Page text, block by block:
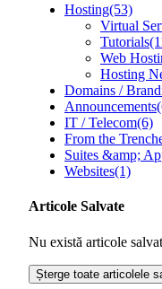
Hosting(53)
Virtual
Tutorials
Web
Hosting
Domains /
Announcements
IT / Telecom(6)
From the
Suites &amp;
Websites(1)
Articole Salvate
Nu există articole
Șterge toate articolele